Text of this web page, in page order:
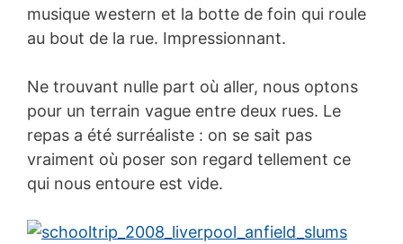
musique western et la botte de foin qui roule
au bout de la rue. Impressionnant.
Ne trouvant nulle part où aller, nous optons
pour un terrain vague entre deux rues. Le
repas a été surréaliste : on se sait pas
vraiment où poser son regard tellement ce
qui nous entoure est vide.